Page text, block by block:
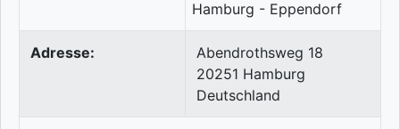
Adresse:
Abendrothsweg 18
20251 Hamburg
Deutschland